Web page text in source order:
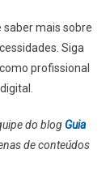
saber mais sobre
Siga
profissional
do blog Guia
de conteúdos